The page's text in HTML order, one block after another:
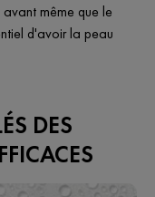
même que le
d'avoir la peau
DES